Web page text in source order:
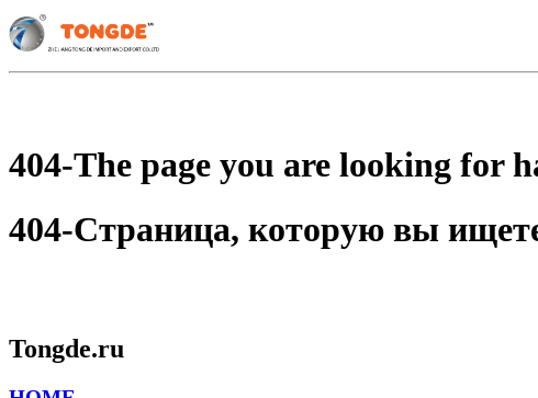
404-The page you are looking for
404-Страница, которую вы
Tongde.ru